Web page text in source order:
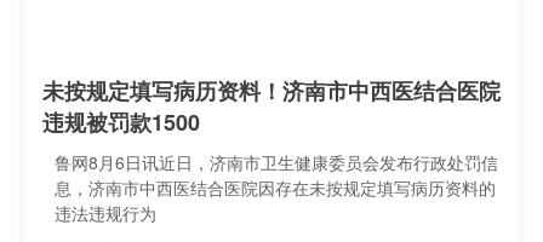
未按规定填写病历资料！济南市中西医结合医院
违规被罚款1500
鲁网8月6日讯近日，济南市卫生健康委员会发布行政处罚信
息，济南市中西医结合医院因存在未按规定填写病历资料的
违法违规行为